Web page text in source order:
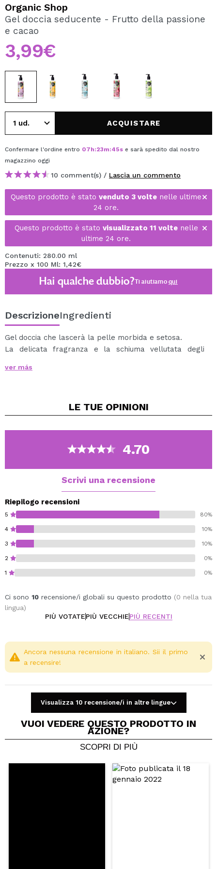
Creando un account su Maquibeauty.it potrai fare i tuoi
acquisti velocemente, controllare lo stato dei tuoi ordini e
CREARE UN ACCOUNT
Organic Shop
Gel doccia seducente - Frutto della passione
e cacao
3,99€
ACQUISTARE
Confermare l'ordine entro 07h:23m:45s e sarà spedito dal nostro
magazzino oggi
10 comment(s) / Lascia un commento
Questo prodotto è stato venduto 3 volte nelle ultime
24 ore.
Questo prodotto è stato visualizzato 11 voltenelle
ultime 24 ore.
Contenuti: 280.00 ml
Prezzo x 100 Ml: 1,42€
Hai qualche dubbio?Ti aiutiamoqui
DescrizioneIngredienti
Gel doccia che lascerà la pelle morbida e setosa.
La delicata fragranza e la schiuma vellutata degli
fonte di vero piacere e comfort.
L'estratto organico di frutto della passione aggiunge
98% di origine naturale.
ver más
LE TUE OPINIONI
4.70
Scrivi una recensione
Riepilogo recensioni
5 80%
4 10%
3 10%
2 0%
1 0%
Ci sono 10 recensione/i globali su questo prodotto (0 nella tua
lingua)
PIÙ VOTATEPIÙ VECCHIEPIÙ RECENTI
Condividi un video o una foto
Il tuo video potrebbe essere il primo. Immaginalo...
Ancora nessuna recensione in italiano. Sii il primo
a recensire!
Visualizza 10 recensione/i in altre lingue
VUOI VEDERE QUESTO PRODOTTO IN
AZIONE?
SCOPRI DI PIÙ